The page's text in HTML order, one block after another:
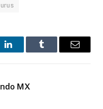
LinkedInTumblr
Correo
MX